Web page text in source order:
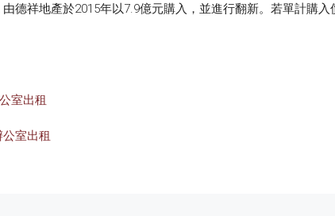
德祥地產於2015年以7.9億元購入，並進行翻新。若單計購
室出租
室出租